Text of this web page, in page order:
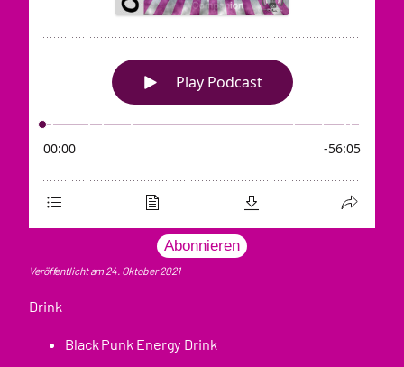
Abonnieren
Veröffentlicht am 24. Oktober 2021
Drink
Black Punk Energy Drink